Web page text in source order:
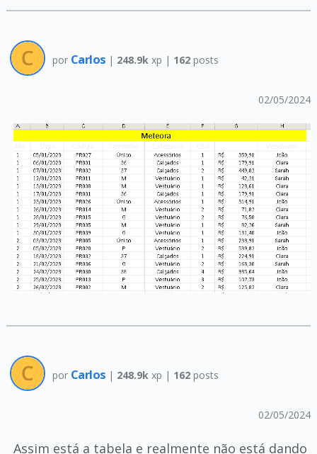
por Carlos | 248.9kxp | 162posts
02/05/2024
por Carlos | 248.9kxp | 162posts
02/05/2024
Assim está a tabela e realmente não está dando